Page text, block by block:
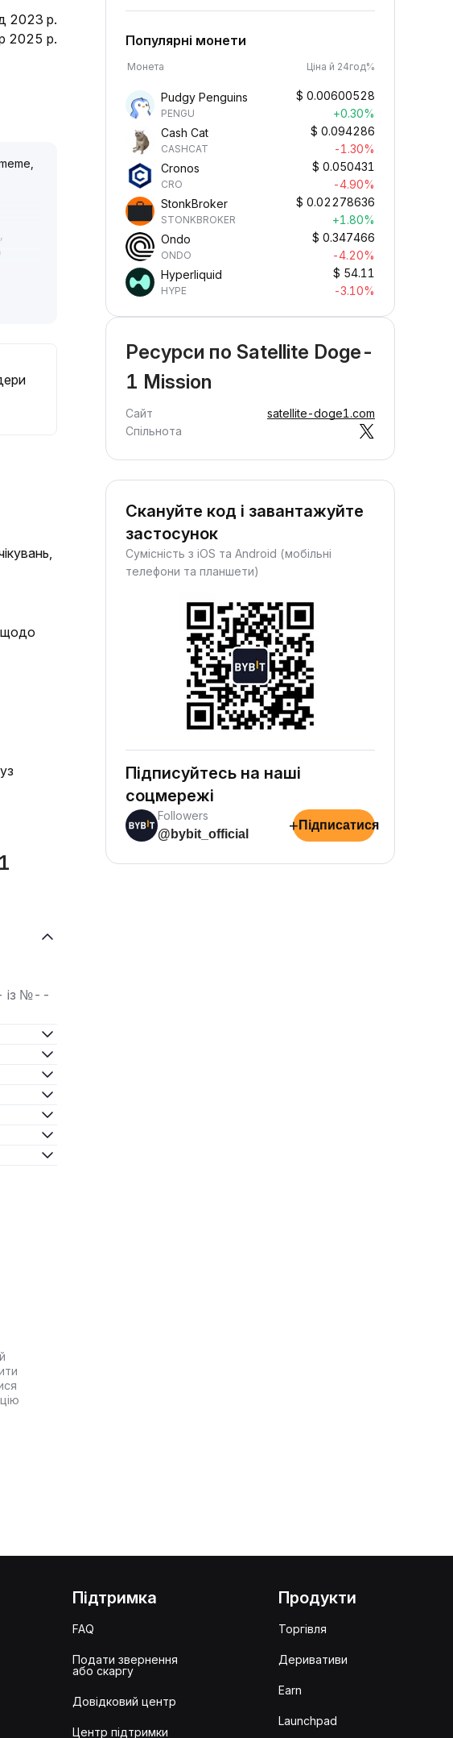
2023 р.
2025 р.
але
щодо
із №--
Популярні монети
Монета Ціна й 24год%
Pudgy Penguins
PENGU
$ 0.00600528
+0.30%
Cash Cat
CASHCAT
$ 0.094286
-1.30%
Cronos
CRO
$ 0.050431
-4.90%
StonkBroker
STONKBROKER
$ 0.02278636
+1.80%
Ondo
ONDO
$ 0.347466
-4.20%
Hyperliquid
HYPE
$ 54.11
-3.10%
Ресурси по Satellite Doge-
1 Mission
Сайт
satellite-doge1.com
Спільнота
Скануйте код і завантажуйте
застосунок
Сумісність з iOS та Android (мобільні
телефони та планшети)
Підписуйтесь на наші
соцмережі
Followers
@bybit_official
+ Підписатися
Підтримка
FAQ
Подати звернення
або скаргу
Довідковий центр
Центр підтримки
Продукти
Торгівля
Деривативи
Earn
Launchpad